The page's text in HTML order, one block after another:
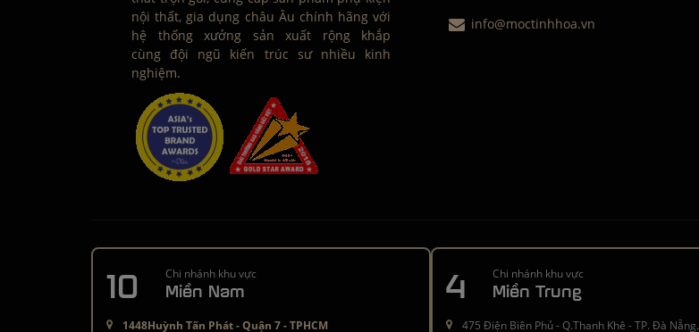
nội thất, gia dụng châu Âu chính hãng với
hệ thống xưởng sản xuất rộng khắp
cùng đội ngũ kiến trúc sư nhiều kinh
nghiệm.
info@moctinhhoa.vn
10 Chi nhánh khu vực
Miền Nam
1448Huỳnh Tấn Phát - Quận 7 - TPHCM
4 Chi nhánh khu vực
Miền Trung
475 Điện Biên Phủ - Q.Thanh Khê - TP. Đà Nẵng.